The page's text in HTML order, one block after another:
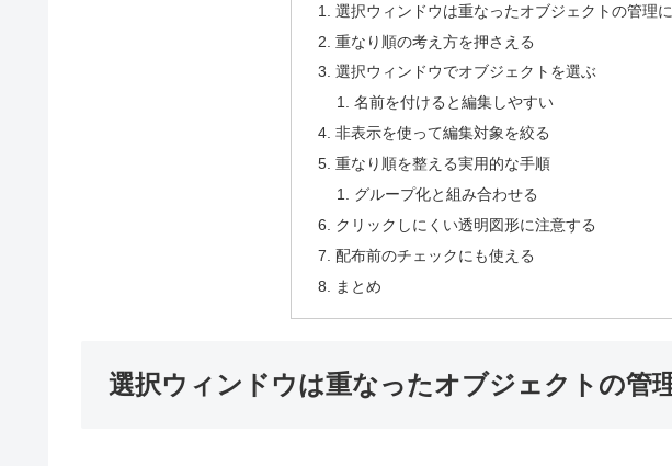
選択ウィンドウは重なったオブジェクトの管理
重なり順の考え方を押さえる
選択ウィンドウでオブジェクトを選ぶ
名前を付けると編集しやすい
非表示を使って編集対象を絞る
重なり順を整える実用的な手順
グループ化と組み合わせる
クリックしにくい透明図形に注意する
配布前のチェックにも使える
まとめ
選択ウィンドウは重なったオブジェクトの管